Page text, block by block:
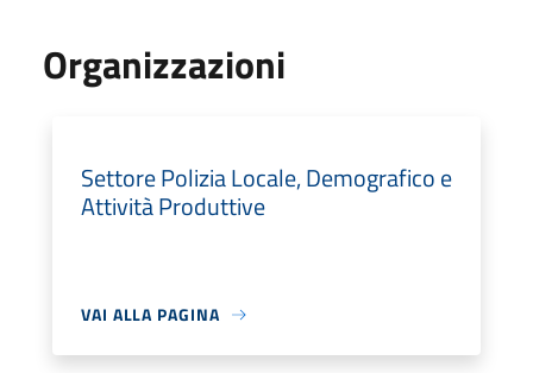
Organizzazioni
Settore Polizia Locale, Demografico e
Attività Produttive
VAI ALLA PAGINA